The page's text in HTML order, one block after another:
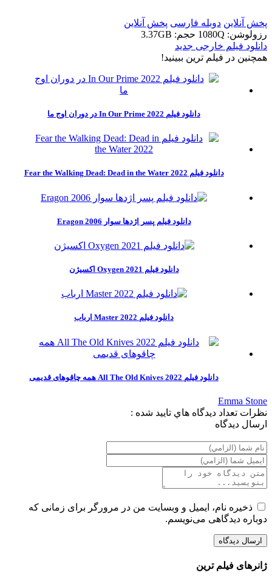
پخش آنلاین دوبله فارسی پخش آنلاین
رزولوشن: 1080Q
حجم: 3.37GB
دانلود فیلم خارجی جدید
همچنين در فيلم ترين ببينيد!
دانلود فیلم In Our Prime 2022 در دوران اوج ما
دانلود فیلم Fear the Walking Dead: Dead in the Water 2022
دانلود فیلم پسر اژدها سوار 2006 Eragon
دانلود فیلم Oxygen 2021 اکسیژن
دانلود فیلم Master 2022 ارباب
دانلود فیلم All The Old Knives 2022 همه چاقوهای قدیمی
Emma Stone
نظرات تعداد ديدگاه هاي تاييد شده :
ارسال ديدگاه
ذخیره نام، ایمیل و وبسایت من در مرورگر برای زمانی که
دوباره دیدگاهی می‌نویسم.
ژانرهای فیلم ترین